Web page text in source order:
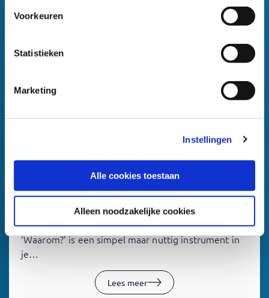
Voorkeuren
Statistieken
Marketing
Instellingen
Alle cookies toestaan
Alleen noodzakelijke cookies
Projectmanagement
De kracht van ‘waarom’ in
projectmanagement
Crash Course: WHY projectmanagement De vraag:
‘Waarom?’ is een simpel maar nuttig instrument in
je…
Lees meer